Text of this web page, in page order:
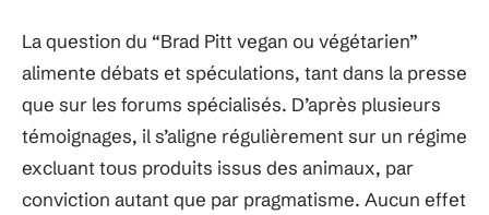
La question du “Brad Pitt vegan ou végétarien”
alimente débats et spéculations, tant dans la presse
que sur les forums spécialisés. D’après plusieurs
témoignages, il s’aligne régulièrement sur un régime
excluant tous produits issus des animaux, par
conviction autant que par pragmatisme. Aucun effet